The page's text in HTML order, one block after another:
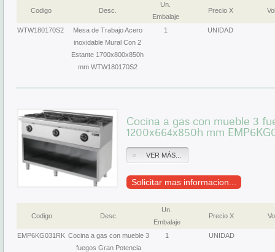
Codigo Desc.
Un.
Embalaje
Precio X
WTW180170S2
Mesa de Trabajo Acero
inoxidable Mural Con 2
Estante 1700x800x850h
mm WTW180170S2
1 UNIDAD
Cocina a gas con mueble 3
1200x664x850h mm
VER MÁS...
Solicitar mas informacion...
Codigo Desc.
Un.
Embalaje
Precio X
EMP6KG031RK Cocina a gas con mueble 3
fuegos Gran Potencia
1 UNIDAD